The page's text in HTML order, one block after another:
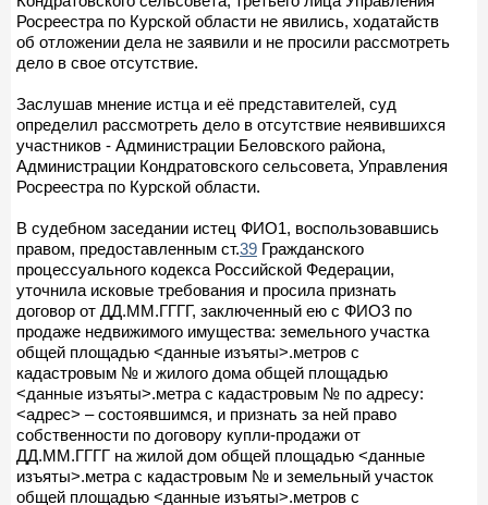
Росреестра по Курской области не явились, ходатайств
об отложении дела не заявили и не просили рассмотреть
дело в свое отсутствие.
Заслушав мнение истца и её представителей, суд
определил рассмотреть дело в отсутствие неявившихся
участников - Администрации Беловского района,
Администрации Кондратовского сельсовета, Управления
Росреестра по Курской области.
В судебном заседании истец ФИО1, воспользовавшись
правом, предоставленным ст.39 Гражданского
процессуального кодекса Российской Федерации,
уточнила исковые требования и просила признать
договор от ДД.ММ.ГГГГ, заключенный ею с ФИО3 по
продаже недвижимого имущества: земельного участка
общей площадью <данные изъяты>.метров с
кадастровым № и жилого дома общей площадью
<данные изъяты>.метра с кадастровым № по адресу:
<адрес> – состоявшимся, и признать за ней право
собственности по договору купли-продажи от
ДД.ММ.ГГГГ на жилой дом общей площадью <данные
изъяты>.метра с кадастровым № и земельный участок
общей площадью <данные изъяты>.метров с